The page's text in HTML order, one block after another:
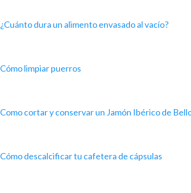
¿Cuánto dura un alimento envasado al vacío?
Cómo limpiar puerros
Como cortar y conservar un Jamón Ibérico de
Cómo descalcificar tu cafetera de cápsulas